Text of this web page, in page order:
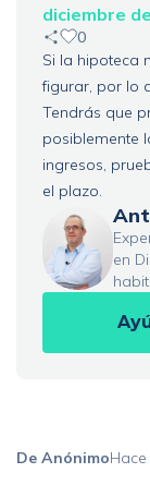
diciembre
0
Si la hipoteca
figurar, por lo
Tendrás que
posiblemente
ingresos,
el plazo.
en
De Anónimo